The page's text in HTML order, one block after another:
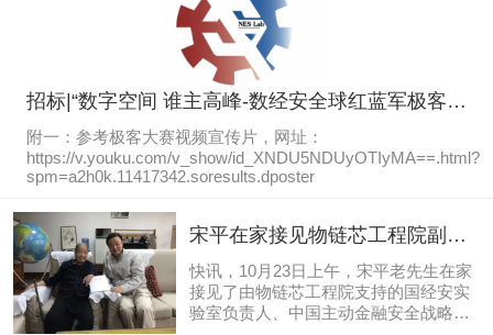
招标|“数字空间 谁主高峰-数经安全球红蓝军极客对
抗赛”剧集节目内容创意招标 第1005号
附一：参考极客大赛视频宣传片，网址：
https://v.youku.com/v_show/id_XNDU5NDUyOTIyMA==.html?
spm=a2h0k.11417342.soresults.dposter
宋平在家接见物链芯工程院副院
长国经安实验室负责人中国主动
金融安全战略理论奠基人刘海林
先生
快讯，10月23日上午，宋平老先生在家
接见了由物链芯工程院支持的国经安实
验室负责人、中国主动金融安全战略理